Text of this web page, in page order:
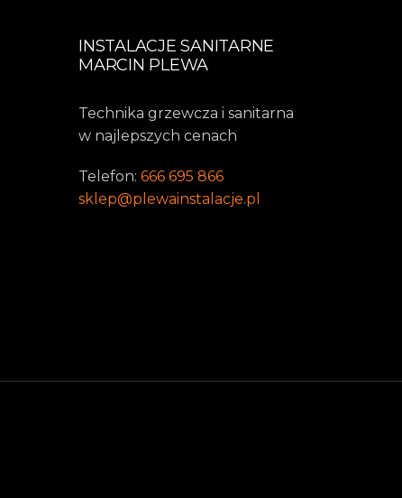
INSTALACJE SANITARNE
MARCIN PLEWA
Technika grzewcza i sanitarna
w najlepszych cenach
Telefon: 666 695 866
sklep@plewainstalacje.pl